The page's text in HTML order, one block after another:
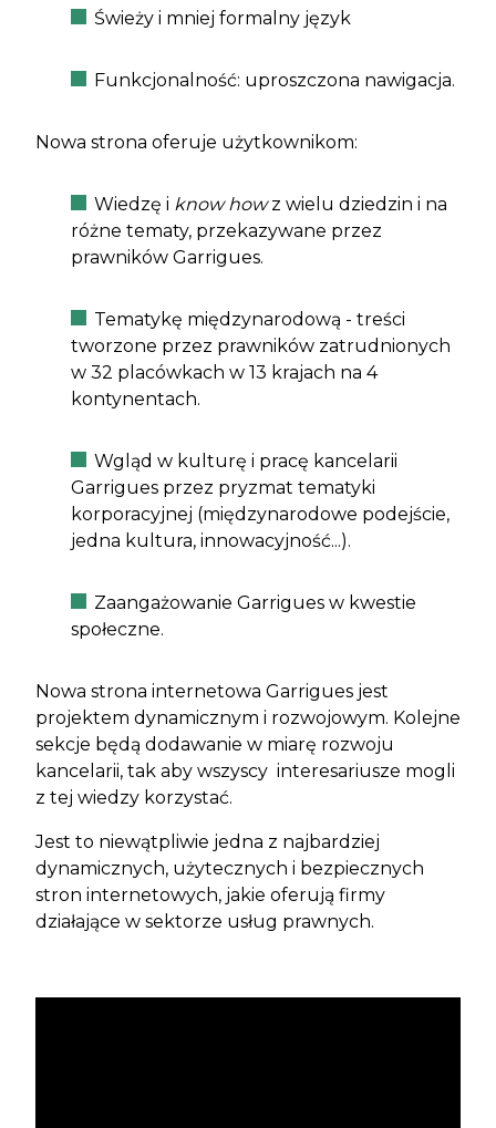
Świeży i mniej formalny język
Funkcjonalność: uproszczona nawigacja.
Nowa strona oferuje użytkownikom:
Wiedzę i know howz wielu dziedzin i na
różne tematy, przekazywane przez
prawników Garrigues.
Tematykę międzynarodową - treści
tworzone przez prawników zatrudnionych
w 32 placówkach w 13 krajach na 4
kontynentach.
Wgląd w kulturę i pracę kancelarii
Garrigues przez pryzmat tematyki
korporacyjnej (międzynarodowe podejście,
jedna kultura, innowacyjność...).
Zaangażowanie Garrigues w kwestie
społeczne.
Nowa strona internetowa Garrigues jest
projektem dynamicznym i rozwojowym. Kolejne
sekcje będą dodawanie w miarę rozwoju
kancelarii, tak aby wszyscy interesariusze mogli
z tej wiedzy korzystać.
Jest to niewątpliwie jedna z najbardziej
dynamicznych, użytecznych i bezpiecznych
stron internetowych, jakie oferują firmy
działające w sektorze usług prawnych.